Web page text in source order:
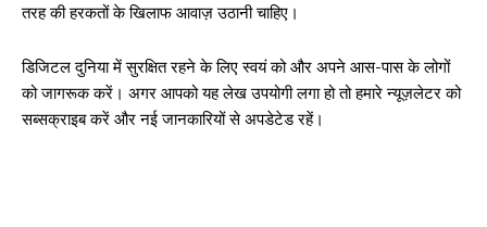
तरह की हरकतों के खिलाफ आवाज़ उठानी चाहिए।
डिजिटल दुनिया में सुरक्षित रहने के लिए स्वयं को और अपने आस-पास के लोगों
को जागरूक करें। अगर आपको यह लेख उपयोगी लगा हो तो हमारे न्यूज़लेटर को
सब्सक्राइब करें और नई जानकारियों से अपडेटेड रहें।